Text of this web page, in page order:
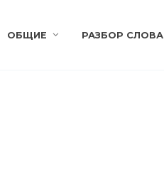
ОБЩИЕ РАЗБОР СЛОВА